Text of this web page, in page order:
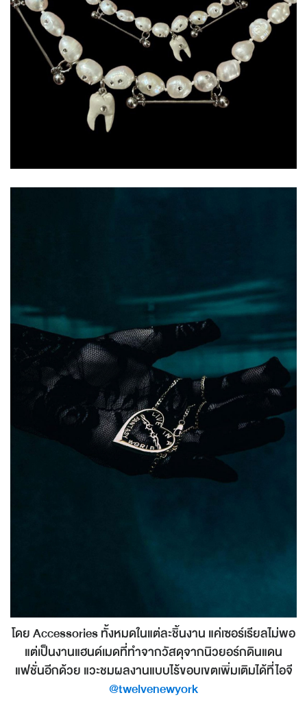
โดย Accessories ทั้งหมดในแต่ละชิ้นงาน แค่เซอร์เรียลไม่พอ
แต่เป็นงานแฮนด์เมดที่ทำจากวัสดุจากนิวยอร์กดินแดน
แฟชั่นอีกด้วย แวะชมผลงานแบบไร้ขอบเขตเพิ่มเติมได้ที่ไอจี
@twelvenewyork